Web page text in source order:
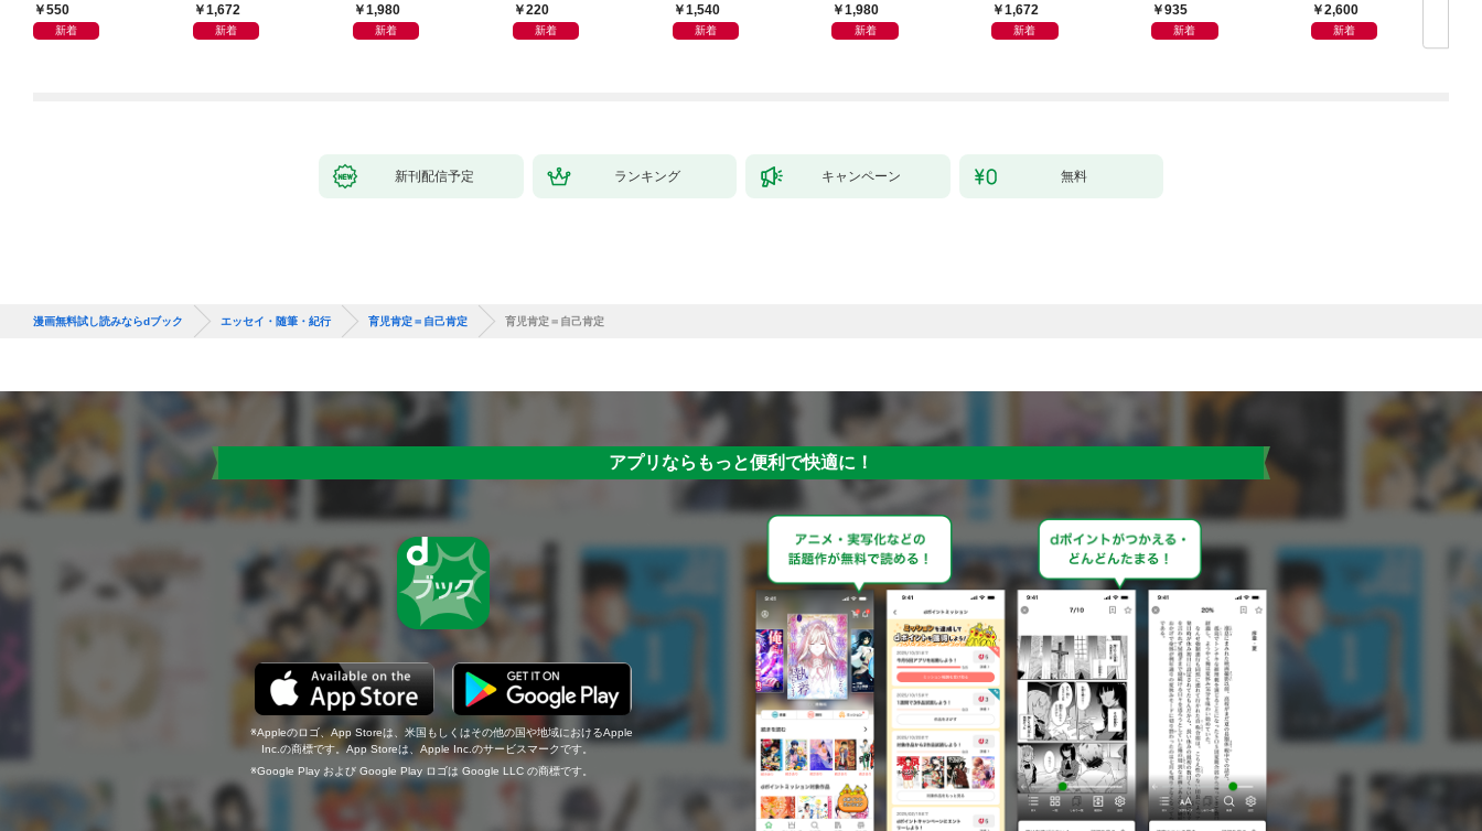
―550
新着
1,672
新着
1,980
新着
ップ2026
220
新着
人生論
1,540
新着
1,980
新着
ご家族、そして「あな
た」へ～
1,672
新着
935
新着
2,600
新着
新刊配信予定 ランキング キャンペーン 無料
漫画無料試し読みならdブック エッセイ・随筆・紀行 育児肯定＝自己肯定 育児肯定＝自己肯定
アプリならもっと便利で快適に！
Appleのロゴ、App Storeは、米国もしくはその他の国や地域におけるApple
Inc.の商標です。App Storeは、Apple Inc.のサービスマークです。
Google Play および Google Play ロゴは Google LLC の商標です。